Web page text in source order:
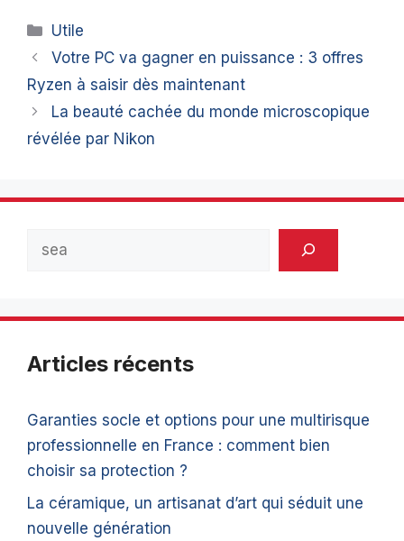
Catégories
Utile
Votre PC va gagner en puissance : 3 offres
Ryzen à saisir dès maintenant
La beauté cachée du monde microscopique
révélée par Nikon
Articles récents
Garanties socle et options pour une multirisque
professionnelle en France : comment bien
choisir sa protection ?
La céramique, un artisanat d’art qui séduit une
nouvelle génération